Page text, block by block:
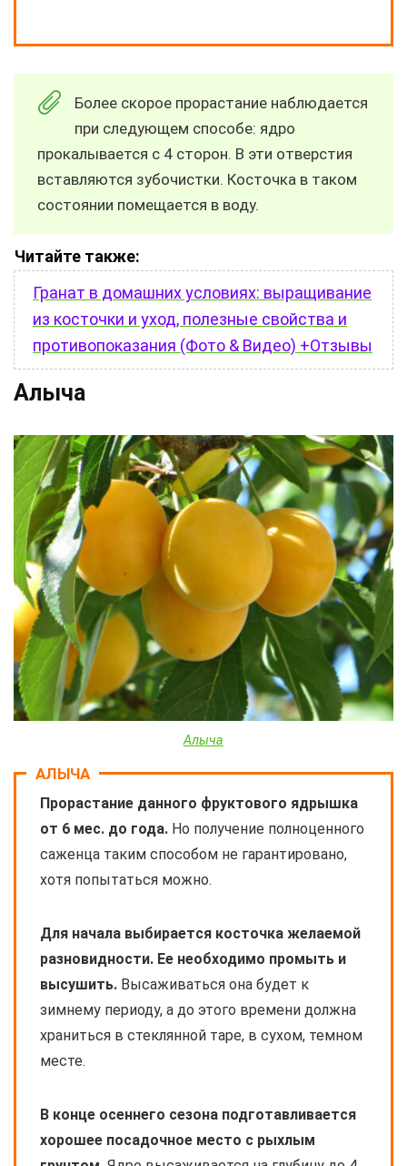
Более скорое прорастание наблюдается
при следующем способе: ядро
прокалывается с 4 сторон. В эти отверстия
вставляются зубочистки. Косточка в таком
состоянии помещается в воду.
Читайте также:
Гранат в домашних условиях: выращивание
из косточки и уход, полезные свойства и
противопоказания (Фото & Видео) +Отзывы
Алыча
Алыча
АЛЫЧА
Прорастание данного фруктового ядрышка
от 6 мес. до года. Но получение полноценного
саженца таким способом не гарантировано,
хотя попытаться можно.
Для начала выбирается косточка желаемой
разновидности. Ее необходимо промыть и
высушить. Высаживаться она будет к
зимнему периоду, а до этого времени должна
храниться в стеклянной таре, в сухом, темном
месте.
В конце осеннего сезона подготавливается
хорошее посадочное место с рыхлым